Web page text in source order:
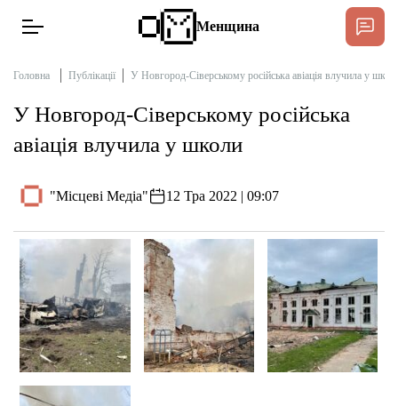
Новини
Інтерв’ю
Тексти
Публікації
Про нас
Бюджет
Підтримати
Менщина
Головна Публікації У Новгород-Сіверському російська авіація влучила у
У Новгород-Сіверському російська
авіація влучила у школи
"Місцеві Медіа" 12 Тра 2022 | 09:07